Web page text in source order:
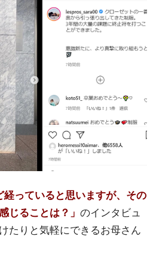
経っていると思いますが、その
じることは？」 のインタビュ
たりと気軽にできるお母さん